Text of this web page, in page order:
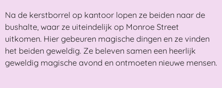
Na de kerstborrel op kantoor lopen ze beiden naar de
bushalte, waar ze uiteindelijk op Monroe Street
uitkomen. Hier gebeuren magische dingen en ze vinden
het beiden geweldig. Ze beleven samen een heerlijk
geweldig magische avond en ontmoeten nieuwe mensen.